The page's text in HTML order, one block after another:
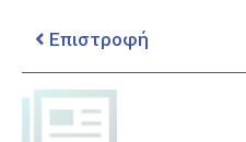
Επιστροφή